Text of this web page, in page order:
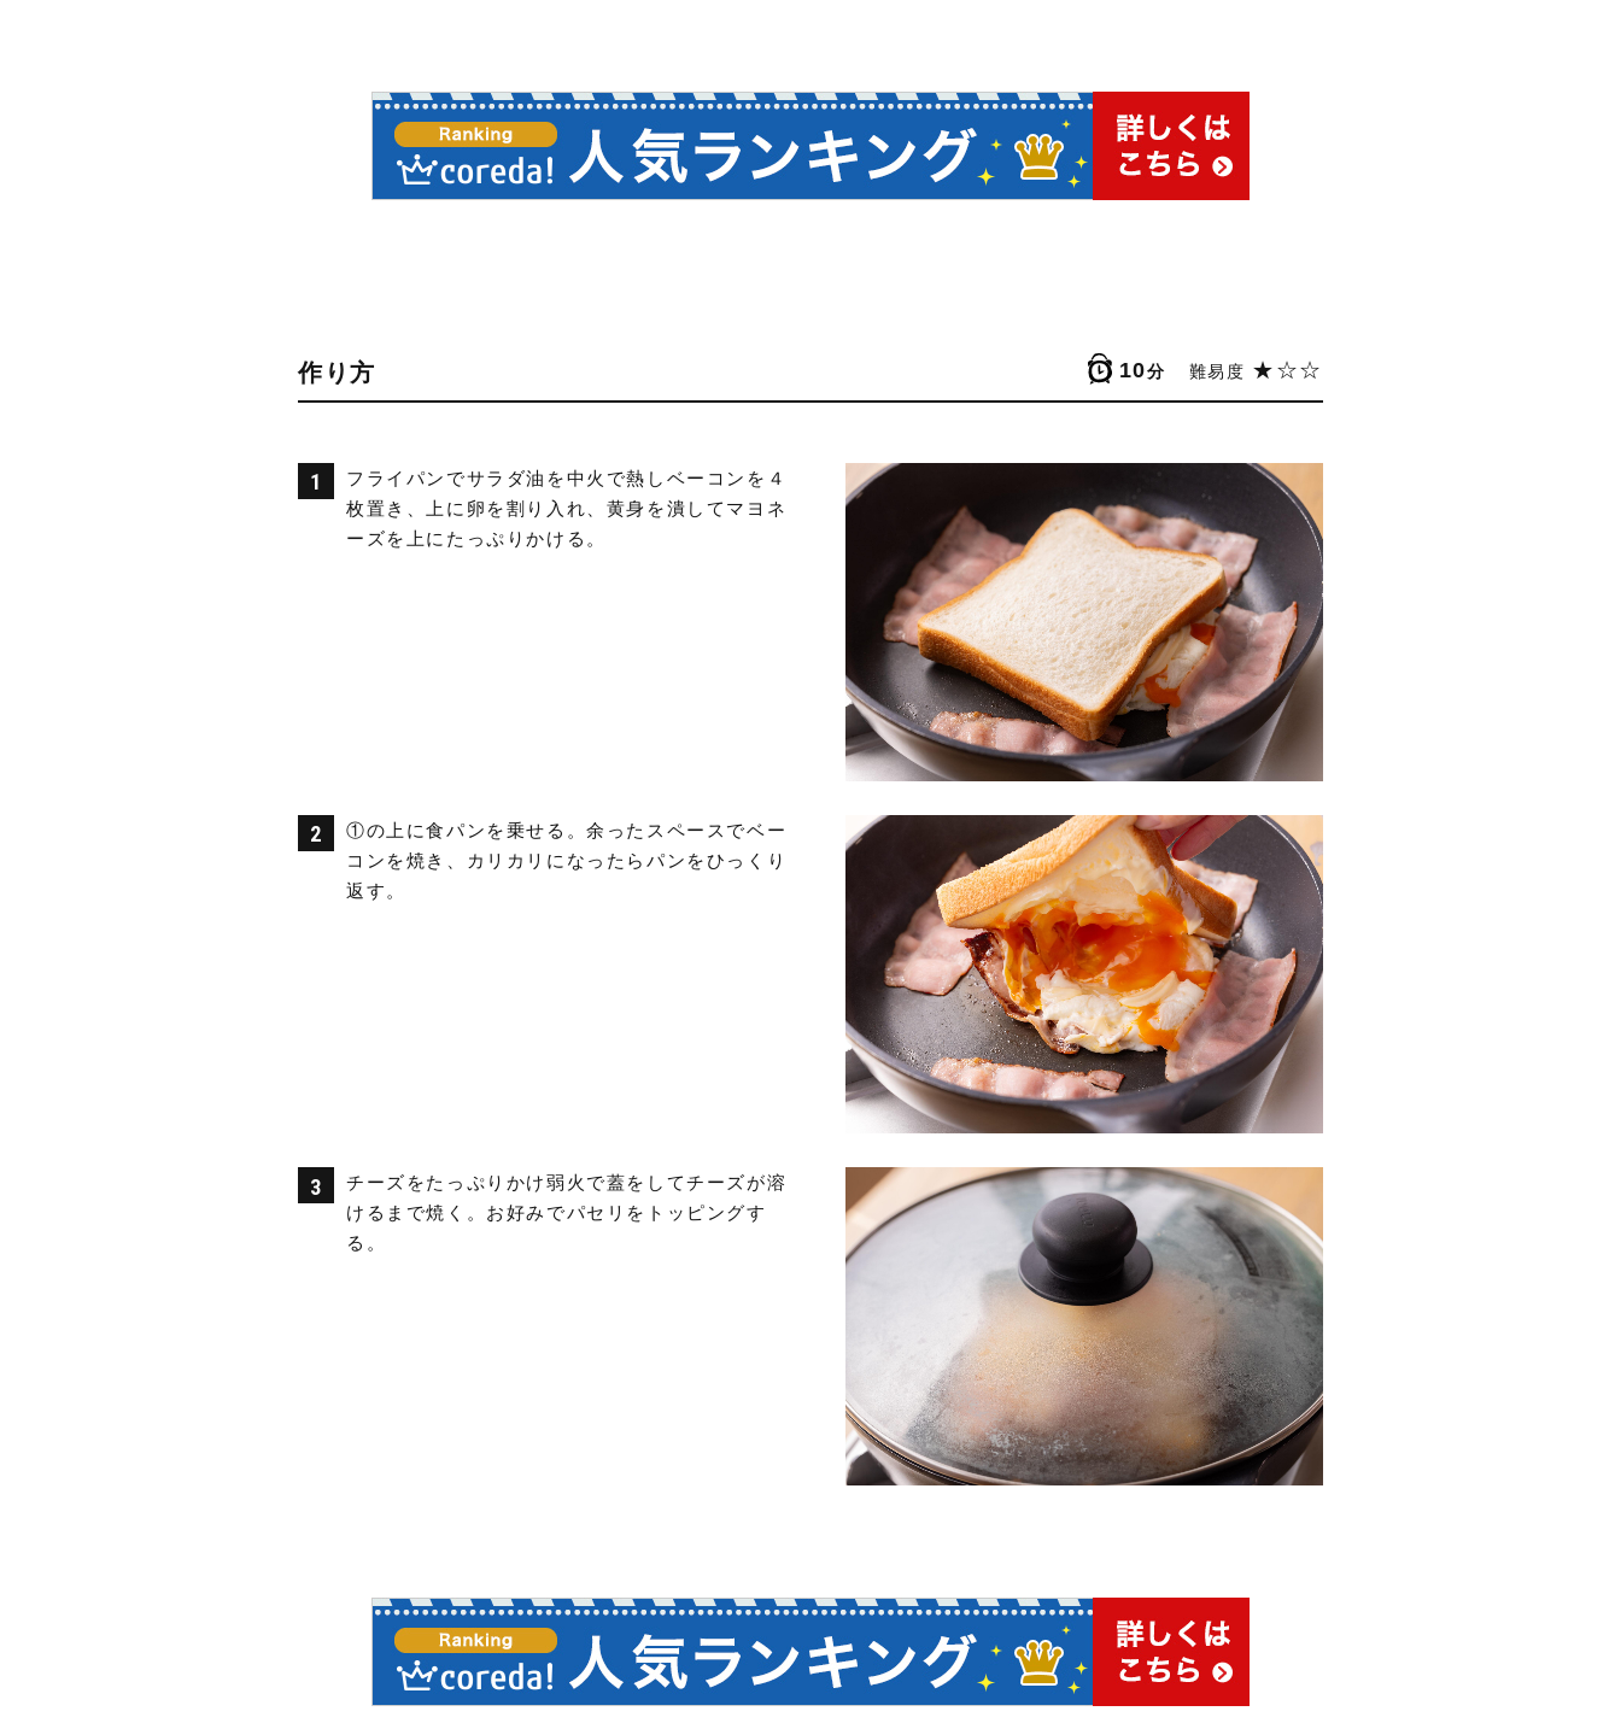
作り方 10分 難易度 ★☆☆
フライパンでサラダ油を中火で熱しベーコンを４
枚置き、上に卵を割り入れ、黄身を潰してマヨネ
ーズを上にたっぷりかける。
①の上に食パンを乗せる。余ったスペースでベー
コンを焼き、カリカリになったらパンをひっくり
返す。
チーズをたっぷりかけ弱火で蓋をしてチーズが溶
けるまで焼く。お好みでパセリをトッピングす
る。